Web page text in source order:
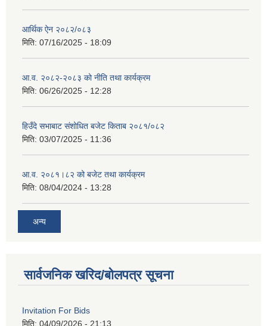
आर्थिक ऐन २०८२/०८३
मिति: 07/16/2025 - 18:09
आ.व. २०८२-२०८३ को नीति तथा कार्यक्रम
मिति: 06/26/2025 - 12:28
हिउँदे सभाबाट संशोधित बजेट किताब २०८१/०८२
मिति: 03/07/2025 - 11:36
आ.व. २०८१।८२ को बजेट तथा कार्यक्रम
मिति: 08/04/2024 - 13:28
अन्य
सार्वजनिक खरिद/बोलपत्र सूचना
Invitation For Bids
मिति: 04/09/2026 - 21:13